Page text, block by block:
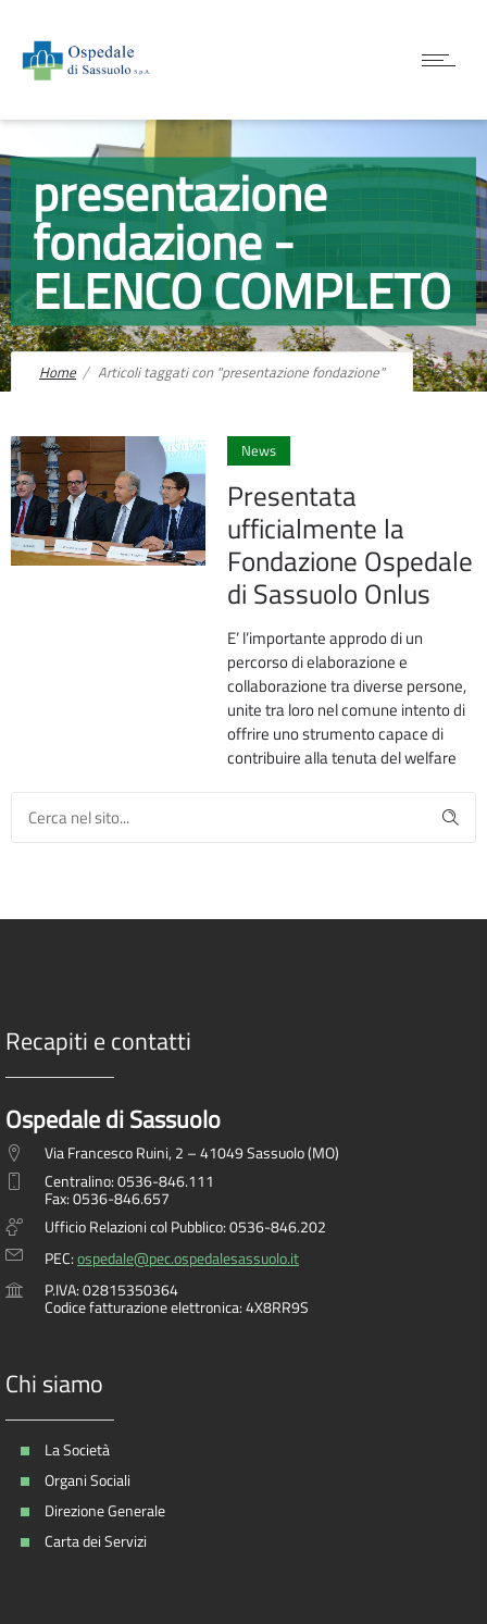
presentazione
fondazione -
ELENCO COMPLETO
Home Articoli taggati con "presentazione fondazione"
News
Presentata
ufficialmente la
Fondazione Ospedale
di Sassuolo Onlus
E’ l’importante approdo di un
percorso di elaborazione e
collaborazione tra diverse persone,
unite tra loro nel comune intento di
offrire uno strumento capace di
contribuire alla tenuta del welfare
Recapiti e contatti
Ospedale di Sassuolo
Via Francesco Ruini, 2 – 41049 Sassuolo (MO)
Centralino: 0536-846.111
Fax: 0536-846.657
Ufficio Relazioni col Pubblico: 0536-846.202
PEC:ospedale@pec.ospedalesassuolo.it
P.IVA: 02815350364
Codice fatturazione elettronica: 4X8RR9S
Chi siamo
La Società
Organi Sociali
Direzione Generale
Carta dei Servizi